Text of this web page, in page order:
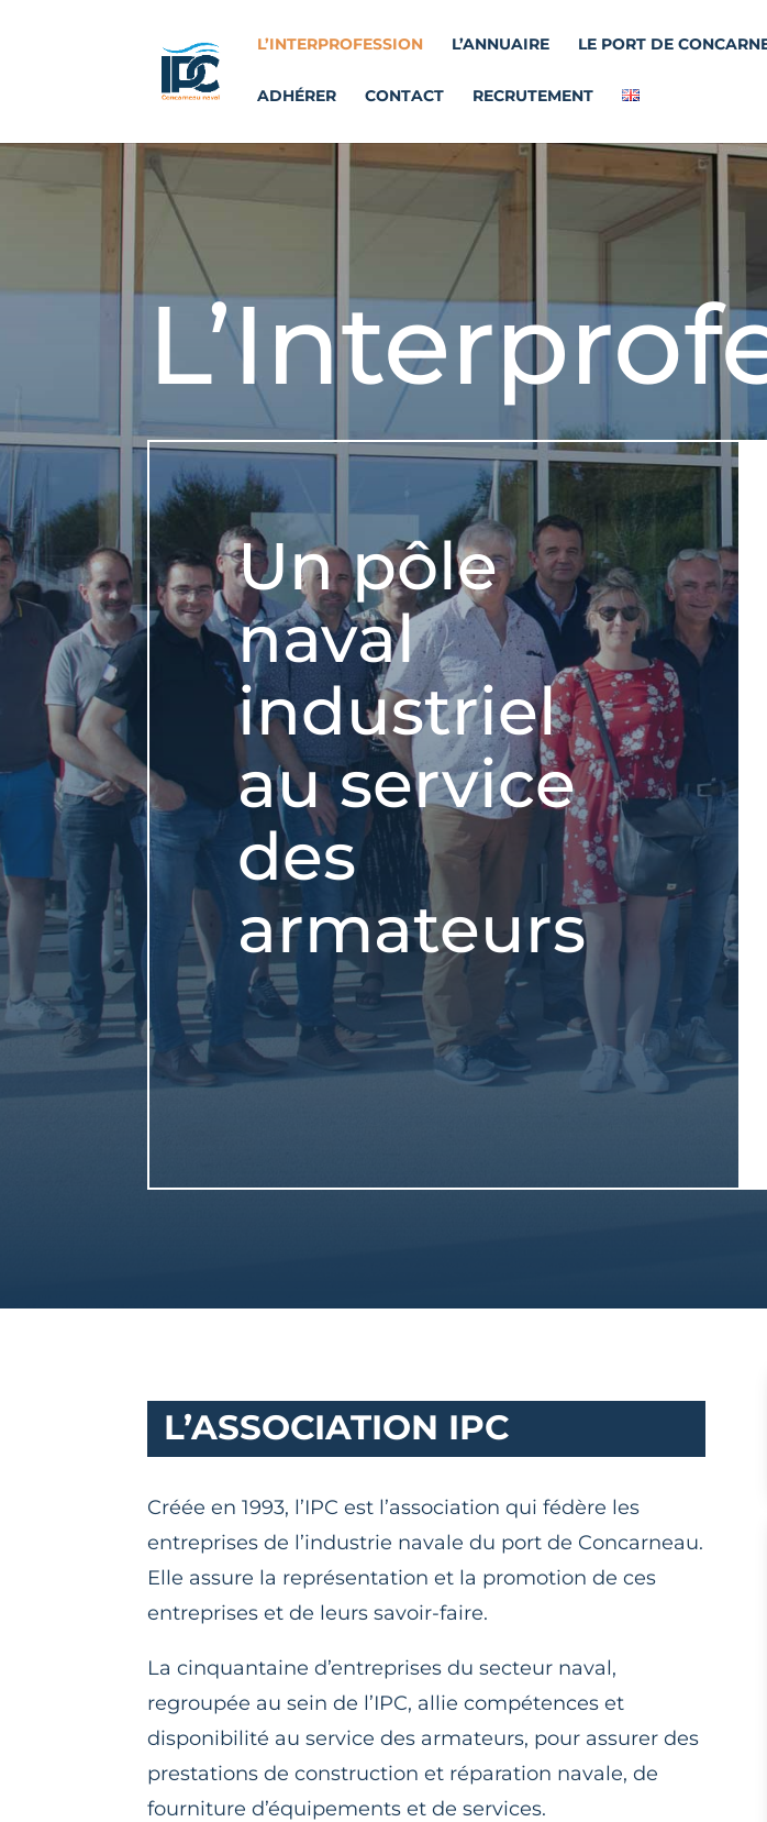
L’INTERPROFESSION L’ANNUAIRE LE PORT DE
ADHÉRER CONTACT RECRUTEMENT
Un pôle
naval
industriel
au service
des
armateurs
L’ASSOCIATION IPC
Créée en 1993, l’IPC est l’association qui fédère les
entreprises de l’industrie navale du port de Concarneau.
Elle assure la représentation et la promotion de ces
entreprises et de leurs savoir-faire.
La cinquantaine d’entreprises du secteur naval,
regroupée au sein de l’IPC, allie compétences et
disponibilité au service des armateurs, pour assurer des
prestations de construction et réparation navale, de
fourniture d’équipements et de services.